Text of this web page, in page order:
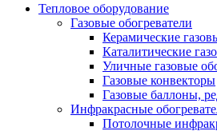
Тепловое оборудование
Газовые обогреватели
Керамические
Каталитические
Уличные газовые
Газовые конвекторы
Газовые баллоны,
Инфракрасные
Потолочные